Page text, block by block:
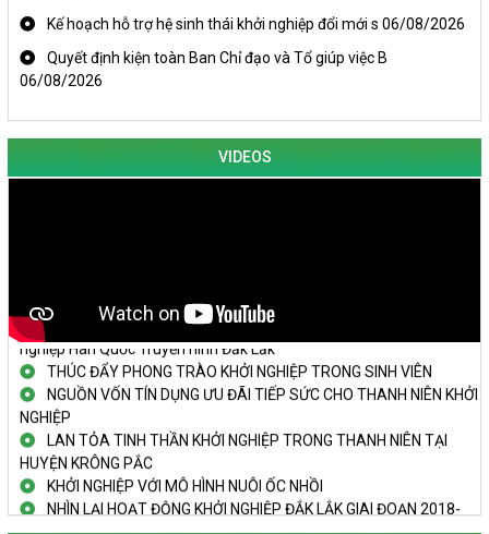
Kế hoạch hỗ trợ hệ sinh thái khởi nghiệp đổi mới s 06/08/2026
Quyết định kiện toàn Ban Chỉ đạo và Tổ giúp việc B
06/08/2026
VIDEOS
KHAI MẠC TECHFEST 2024
TRAILER TECHFEST DAKLAK 2024 OK1
Doanh nghiệp tp Buôn Ma Thuột tăng cường kết nối với doanh
nghiệp Hàn Quốc Truyền hình Đắk Lắk
THÚC ĐẨY PHONG TRÀO KHỞI NGHIỆP TRONG SINH VIÊN
NGUỒN VỐN TÍN DỤNG ƯU ĐÃI TIẾP SỨC CHO THANH NIÊN KHỞI
NGHIỆP
LAN TỎA TINH THẦN KHỞI NGHIỆP TRONG THANH NIÊN TẠI
HUYỆN KRÔNG PẮC
KHỞI NGHIỆP VỚI MÔ HÌNH NUÔI ỐC NHỒI
NHÌN LẠI HOẠT ĐỘNG KHỞI NGHIỆP ĐẮK LẮK GIAI ĐOẠN 2018-